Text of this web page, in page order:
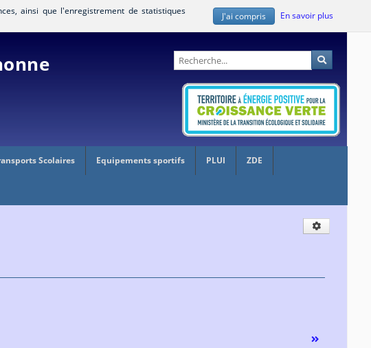
ainsi que l'enregistrement de statistiques
J'ai compris En savoir plus
Scolaires Equipements sportifs PLUI ZDE